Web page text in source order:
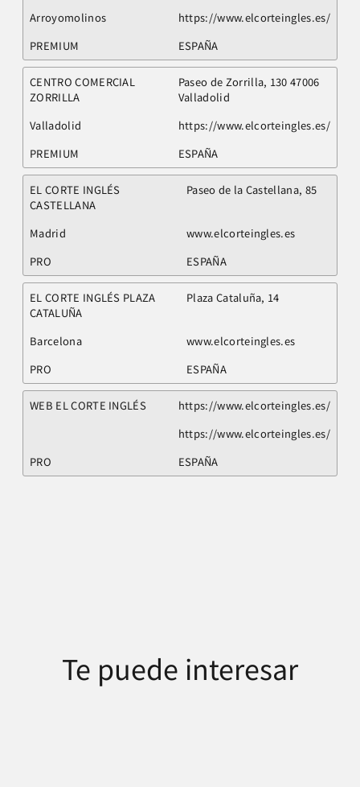
Arroyomolinos
https://www.elcorteingles.es/
PREMIUM
ESPAÑA
CENTRO COMERCIAL
ZORRILLA
Paseo de Zorrilla, 130 47006
Valladolid
Valladolid
https://www.elcorteingles.es/
PREMIUM
ESPAÑA
EL CORTE INGLÉS
CASTELLANA
Paseo de la Castellana, 85
Madrid
www.elcorteingles.es
PRO
ESPAÑA
EL CORTE INGLÉS PLAZA
CATALUÑA
Plaza Cataluña, 14
Barcelona
www.elcorteingles.es
PRO
ESPAÑA
WEB EL CORTE INGLÉS
https://www.elcorteingles.es/
https://www.elcorteingles.es/
PRO
ESPAÑA
Te puede interesar